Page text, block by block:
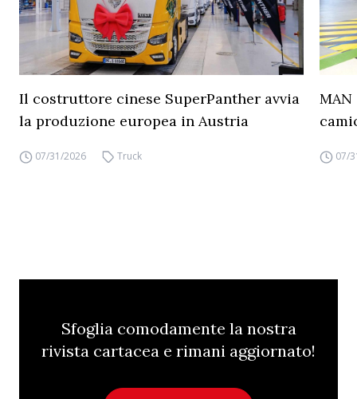
Il costruttore cinese SuperPanther avvia
la produzione europea in Austria
07/31/2026 Truck 07/
Sfoglia comodamente la nostra
rivista cartacea e rimani aggiornato!